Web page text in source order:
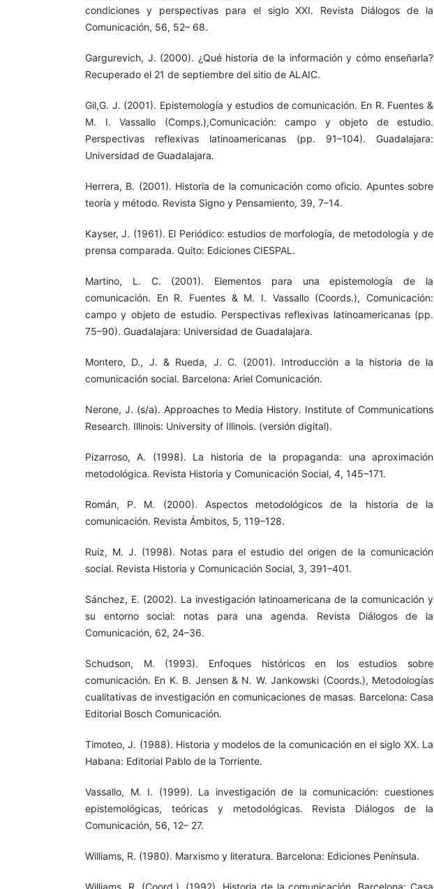
condiciones y perspectivas para el siglo XXI. Revista Diálogos de la
Comunicación, 56, 52– 68.
Gargurevich, J. (2000). ¿Qué historia de la información y cómo enseñarla?
Recuperado el 21 de septiembre del sitio de ALAIC.
Gil,G. J. (2001). Epistemología y estudios de comunicación. En R. Fuentes &
M. I. Vassallo (Comps.),Comunicación: campo y objeto de estudio.
Perspectivas reflexivas latinoamericanas (pp. 91–104). Guadalajara:
Universidad de Guadalajara.
Herrera, B. (2001). Historia de la comunicación como oficio. Apuntes sobre
teoría y método. Revista Signo y Pensamiento, 39, 7–14.
Kayser, J. (1961). El Periódico: estudios de morfología, de metodología y de
prensa comparada. Quito: Ediciones CIESPAL.
Martino, L. C. (2001). Elementos para una epistemología de la
comunicación. En R. Fuentes & M. I. Vassallo (Coords.), Comunicación:
campo y objeto de estudio. Perspectivas reflexivas latinoamericanas (pp.
75–90). Guadalajara: Universidad de Guadalajara.
Montero, D., J. & Rueda, J. C. (2001). Introducción a la historia de la
comunicación social. Barcelona: Ariel Comunicación.
Nerone, J. (s/a). Approaches to Media History. Institute of Communications
Research. Illinois: University of Illinois. (versión digital).
Pizarroso, A. (1998). La historia de la propaganda: una aproximación
metodológica. Revista Historia y Comunicación Social, 4, 145–171.
Román, P. M. (2000). Aspectos metodológicos de la historia de la
comunicación. Revista Ámbitos, 5, 119–128.
Ruiz, M. J. (1998). Notas para el estudio del origen de la comunicación
social. Revista Historia y Comunicación Social, 3, 391–401.
Sánchez, E. (2002). La investigación latinoamericana de la comunicación y
su entorno social: notas para una agenda. Revista Diálogos de la
Comunicación, 62, 24–36.
Schudson, M. (1993). Enfoques históricos en los estudios sobre
comunicación. En K. B. Jensen & N. W. Jankowski (Coords.), Metodologías
cualitativas de investigación en comunicaciones de masas. Barcelona: Casa
Editorial Bosch Comunicación.
Timoteo, J. (1988). Historia y modelos de la comunicación en el siglo XX. La
Habana: Editorial Pablo de la Torriente.
Vassallo, M. I. (1999). La investigación de la comunicación: cuestiones
epistemológicas, teóricas y metodológicas. Revista Diálogos de la
Comunicación, 56, 12– 27.
Williams, R. (1980). Marxismo y literatura. Barcelona: Ediciones Península.
Williams, R. (Coord.), (1992). Historia de la comunicación. Barcelona: Casa